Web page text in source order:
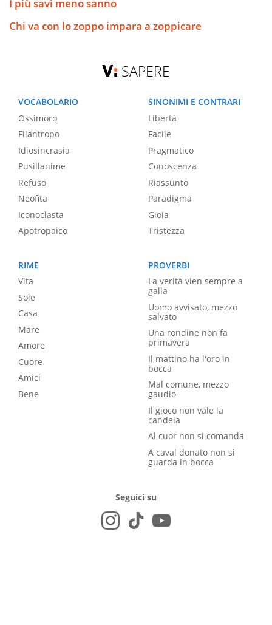
I più savi meno sanno
Chi va con lo zoppo impara a zoppicare
SAPERE
VOCABOLARIO
Ossimoro
Filantropo
Idiosincrasia
Pusillanime
Refuso
Neofita
Iconoclasta
Apotropaico
SINONIMI E CONTRARI
Libertà
Facile
Pragmatico
Conoscenza
Riassunto
Paradigma
Gioia
Tristezza
RIME
Vita
Sole
Casa
Mare
Amore
Cuore
Amici
Bene
PROVERBI
La verità vien sempre a
galla
Uomo avvisato, mezzo
salvato
Una rondine non fa
primavera
Il mattino ha l'oro in
bocca
Mal comune, mezzo
gaudio
Il gioco non vale la
candela
Al cuor non si comanda
A caval donato non si
guarda in bocca
Seguici su